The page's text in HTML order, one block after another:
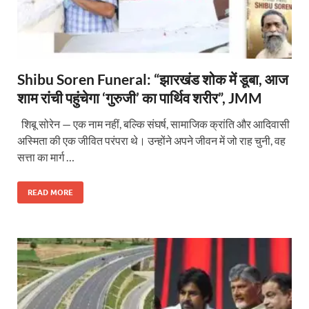
Shibu Soren Funeral: “झारखंड शोक में डूबा, आज
शाम रांची पहुंचेगा ‘गुरुजी’ का पार्थिव शरीर”, JMM
शिबू सोरेन — एक नाम नहीं, बल्कि संघर्ष, सामाजिक क्रांति और आदिवासी
अस्मिता की एक जीवित परंपरा थे। उन्होंने अपने जीवन में जो राह चुनी, वह
सत्ता का मार्ग …
READ MORE